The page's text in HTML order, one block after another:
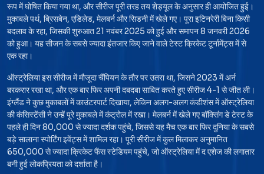
रूप में घोषित किया गया था, और सीरीज पूरी तरह तय शेड्यूल के अनुसार ही आयोजित हुई।
मुकाबले पर्थ, ब्रिसबेन, एडिलेड, मेलबर्न और सिडनी में खेले गए। पूरा इटिनरेरी बिना किसी
बदलाव के रहा, जिसकी शुरुआत 21 नवंबर 2025 को हुई और समापन 8 जनवरी 2026
को हुआ। यह सीजन के सबसे ज्यादा इंतजार किए जाने वाले टेस्ट क्रिकेट टूर्नामेंट्स में से
एक रहा।
ऑस्ट्रेलिया इस सीरीज में मौजूदा चैंपियन के तौर पर उतरा था, जिसने 2023 में अर्न
बरकरार रखा था, और एक बार फिर अपनी दबदबा साबित करते हुए सीरीज 4-1 से जीत ली।
इंग्लैंड ने कुछ मुकाबलों में काउंटरपार्ट दिखाया, लेकिन अलग-अलग कंडीशंस में ऑस्ट्रेलिया
की कंसिस्टेंसी ने उन्हें पूरे मुकाबले में कंट्रोल में रखा। मेलबर्न में खेले गए बॉक्सिंग डे टेस्ट के
पहले ही दिन 80,000 से ज्यादा दर्शक पहुंचे, जिससे यह मैच एक बार फिर दुनिया के सबसे
बड़े सालाना स्पोर्टिंग इवेंट्स में शामिल रहा। पूरी सीरीज में कुल मिलाकर अनुमानित
650,000 से ज्यादा क्रिकेट फैंस स्टेडियम पहुंचे, जो ऑस्ट्रेलिया में द एशेज की लगातार
बनी हुई लोकप्रियता को दर्शाता है।